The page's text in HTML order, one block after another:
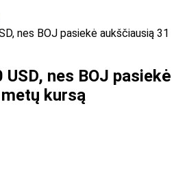
nes BOJ pasiekė aukščiausią 31
nes BOJ pasiekė
kursą